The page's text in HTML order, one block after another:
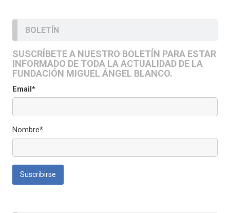
BOLETÍN
SUSCRÍBETE A NUESTRO BOLETÍN PARA ESTAR
INFORMADO DE TODA LA ACTUALIDAD DE LA
FUNDACIÓN MIGUEL ÁNGEL BLANCO.
Email*
Nombre*